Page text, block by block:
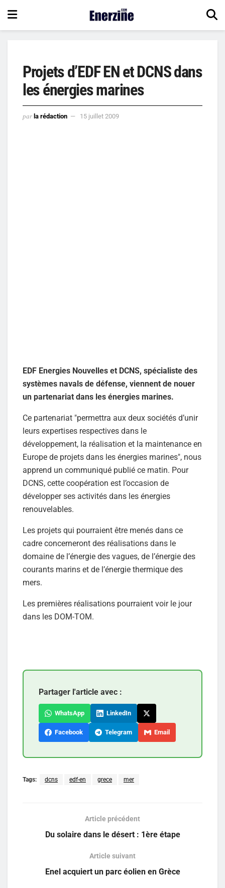
Projets d’EDF EN et DCNS dans
les énergies marines
par la rédaction 15 juillet 2009
EDF Energies Nouvelles et DCNS, spécialiste des
systèmes navals de défense, viennent de nouer
un partenariat dans les énergies marines.
Ce partenariat "permettra aux deux sociétés d’unir
leurs expertises respectives dans le
développement, la réalisation et la maintenance en
Europe de projets dans les énergies marines", nous
apprend un communiqué publié ce matin. Pour
DCNS, cette coopération est l’occasion de
développer ses activités dans les énergies
renouvelables.
Les projets qui pourraient être menés dans ce
cadre concerneront des réalisations dans le
domaine de l’énergie des vagues, de l’énergie des
courants marins et de l’énergie thermique des
mers.
Les premières réalisations pourraient voir le jour
dans les DOM-TOM.
Partager l'article avec :
WhatsApp LinkedIn
Facebook Telegram Email
Tags: dcns edf-en grece mer
Article précédent
Du solaire dans le désert : 1ère étape
Article suivant
Enel acquiert un parc éolien en Grèce